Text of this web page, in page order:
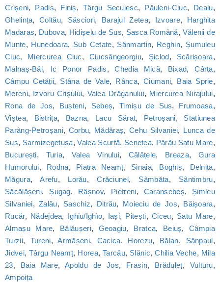
Crișeni, Padis, Finiș,Târgu Secuiesc, Păuleni-Ciuc, Dealu,
Ghelința,Coltău, Săsciori, Barajul Zetea, Izvoare, Harghita
Madaras, Dubova, Hidișelu de Sus, Sasca Română, Vălenii de
Munte, Hunedoara, Sub Cetate, Sânmartin, Reghin, Șumuleu
Ciuc, Miercurea Ciuc, Ciucsângeorgiu, Șiclod, Scărișoara,
Malnaș-Băi, Ic Ponor Padis,Chedia Mică, Bixad,Cârța,
Câmpu Cetății, Stâna de Vale, Rânca,Ciumani, Baia Sprie,
Mereni, Izvoru Crișului, Valea Drăganului, Miercurea Nirajului,
Rona de Jos, Bușteni, Sebeș, Timișu de Sus, Frumoasa,
Viștea, Bistrița, Bazna, Lacu Sărat, Petroșani, Statiunea
Parâng-Petroșani, Corbu, Mădăraș, Cehu Silvaniei, Lunca de
Sus, Sarmizegetusa,Valea Scurtă, Senetea, Pârâu Satu Mare,
București, Turia, Valea Vinului, Călățele, Breaza, Gura
Humorului, Rodna, Piatra Neamț, Sinaia, Boghiș, Delnița,
Măgura,Arefu, Lorău,Crăciunel, Sâmbăta, Sântimbru,
Săcălășeni, Șugag, Râșnov, Pietreni, Caransebeș, Șimleu
Silvaniei,Zalău, Saschiz, Ditrău, Moieciu de Jos, Băișoara,
Rucăr, Nădejdea, Ighiu/Ighìo, Iași, Pitești,Ciceu, Satu Mare,
Almașu Mare, Bălăușeri, Geoagiu, Bratca, Beiuș,Câmpia
Turzii, Tureni,Armășeni, Cacica, Horezu, Bălan, Sânpaul,
Jidvei,Târgu Neamț, Horea,Tarcău, Slănic,Chilia Veche, Mila
23, Baia Mare,Apoldu de Jos, Frasin, Brăduleț, Vulturu,
Ampoița